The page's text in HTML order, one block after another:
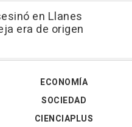
en Llanes
era de origen
ECONOMÍA
SOCIEDAD
CIENCIAPLUS